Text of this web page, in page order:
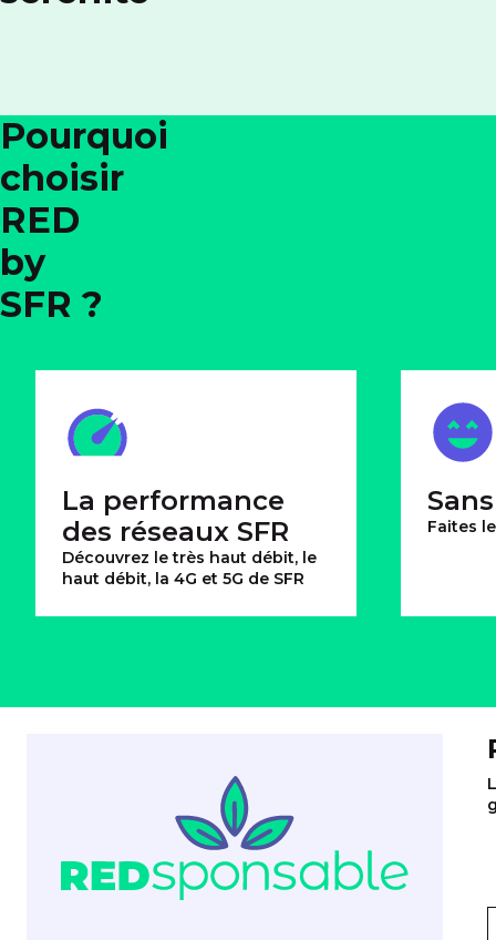
Pourquoi
choisir
RED
by
SFR ?
La performance
des réseaux SFR
Découvrez le très haut débit, le
haut débit, la 4G et 5G de SFR
Faites
pour
l'environnement